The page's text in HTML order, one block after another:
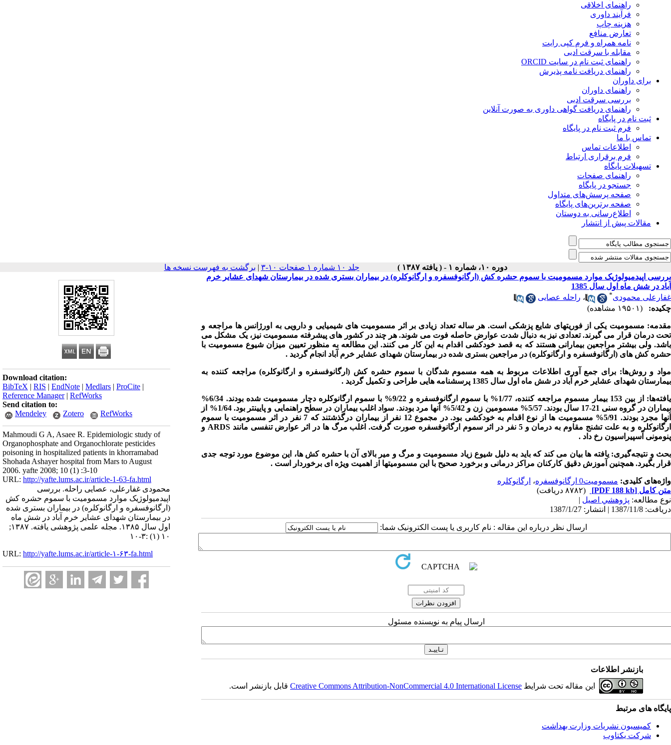
راهنمای اخلاقی
فرآیند داوری
هزینه چاپ
تعارض منافع
نامه همراه و فرم کپی رایت
مقابله با سرقت ادبی
راهنمای ثبت نام در سایت ORCID
راهنمای دریافت نامه پذیرش
برای داوران
راهنمای داوران
بررسی سرقت ادبی
راهنمای دریافت گواهی داوری به صورت آنلاین
ثبت نام در پایگاه
فرم ثبت نام در پایگاه
تماس با ما
اطلاعات تماس
فرم برقراری ارتباط
تسهیلات پایگاه
راهنمای صفحات
جستجو در پایگاه
صفحه پرسش‌های متداول
صفحه برترین‌های پایگاه
اطلاع‌رسانی به دوستان
مقالات پیش از انتشار
دوره ۱۰، شماره ۱ - ( یافته ۱۳۸۷ ) جلد ۱۰ شماره ۱ صفحات ۱۰-۳ | برگشت به فهرست نسخه ها
Download citation:
BibTeX | RIS | EndNote | Medlars | ProCite |
Reference Manager| RefWorks
Send citation to:
Mendeley
Zotero RefWorks
Mahmoudi G A, Asaee R. Epidemiologic study of
Organophosphate and Organochlorate pesticides
poisoning in hospitalized patients in khorramabad
Shohada Ashayer hospital from Mars to August
2006. yafte 2008; 10 (1) :3-10
URL: http://yafte.lums.ac.ir/article-1-63-fa.html
محمودی غفارعلی، عصایی راحله. بررسی
اپیدمیولوژیک موارد مسمومیت با سموم حشره کش
(ارگانوفسفره و ارگانوکلره) در بیماران بستری شده
در بیمارستان شهدای عشایر خرم آباد در شش ماه
اول سال ۱۳۸۵. مجله علمی پژوهشی یافته. ۱۳۸۷;
۱۰ (۱) :۳-۱۰
URL: http://yafte.lums.ac.ir/article-۱-۶۳-fa.html
بررسی اپیدمیولوژیک موارد مسمومیت با سموم حشره کش (ارگانوفسفره و ارگانوکلره) در بیماران بستری شده در بیمارستان شهدای عشایر خرم
آباد در شش ماه اول سال 1385
غفارعلی محمودی* ، راحله عصایی
چکیده:
(۱۹۵۰۱ مشاهده)
مقدمه: مسمومیت یکی از فوریتهای شایع پزشکی است. هر ساله تعداد زیادی بر اثر مسمومیت های شیمیایی و دارویی به اورژانس ها مراجعه و
تحت درمان قرار می گیرند. تعدادی نیز به دنبال شدت عوارض حاصله فوت می شوند. هر چند در کشور های پیشرفته مسمومیت نیز، یک مشکل می
باشد. ولی بیشتر مراجعین بیمارانی هستند که به قصد خودکشی اقدام به این کار می کنند. این مطالعه به منظور تعیین میزان شیوع مسمومیت با
حشره کش های (ارگانوفسفره و ارگانوکلره) در مراجعین بستری شده در بیمارستان شهدای عشایر خرم آباد انجام گردید .
مواد و روش‌ها: برای جمع آوری اطلاعات مربوط به همه مسموم شدگان با سموم حشره کش (ارگانوفسفره و ارگانوکلره) مراجعه کننده به
بیمارستان شهدای عشایر خرم آباد در شش ماه اول سال 1385 پرسشنامه هایی طراحی و تکمیل گردید
.
یافته‌ها:
از بین 153 بیمار مسموم مراجعه کننده، 1/77% با سموم ارگانوفسفره و 9/22% با سموم ارگانوکلره دچار مسمومیت شده بودند. 6/34%
بیماران در گروه سنی 21-17 سال بودند. 5/57% مسمومین زن و 5/42% آنها مرد بودند. سواد اغلب بیماران در سطح راهنمایی و پایینتر بود. 1/64% از
آنها مجرد بودند. 5/91% مسمومیت ها از نوع اقدام به خودکشی بود. در مجموع 12 نفر از بیماران درگذشتند که 7 نفر در اثر مسمومیت با سموم
ارگانوکلره و به علت تشنج مقاوم به درمان و 5 نفر در اثر سموم ارگانوفسفره صورت گرفت. اغلب مرگ ها در اثر عوارض تنفسی مانند
ARDS و
پنومونی آسپیراسیون رخ داد .
بحث و نتیجه‌گیری:یافته ها بیان می کند که باید به دلیل شیوع زیاد مسمومیت و مرگ و میر بالای آن با حشره کش ها، این موضوع مورد توجه جدی
قرار بگیرد. همچنین آموزش دقیق کارکنان مراکز درمانی و برخورد صحیح با این مسمومیتها از اهمیت ویژه ای برخوردار است .
واژه‌های کلیدی: مسمومیت0 ارگانوفسفره ، ارگانوکلره
متن کامل [PDF 188 kb]
(۸۷۸۲ دریافت)
نوع مطالعه: پژوهشي اصیل |
دریافت: 1387/11/8 | انتشار: 1387/1/27
ارسال نظر درباره این مقاله : نام کاربری یا پست الکترونیک شما:
ارسال پیام به نویسنده مسئول
بازنشر اطلاعات
این مقاله تحت شرایط Creative Commons Attribution-NonCommercial 4.0 International Licenseقابل بازنشر است.
پایگاه های مرتبط
کمیسیون نشریات وزارت بهداشت
شرکت یکتاوب